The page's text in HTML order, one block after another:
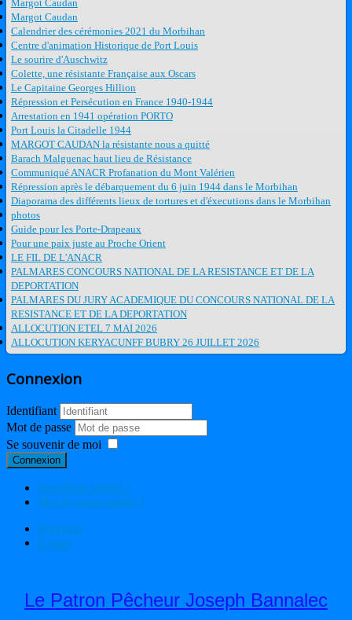
Margot Caudan
Margot Caudan
Calendrier des cérémonies 2021 du Morbihan
Centre d'animation Historique de Port Louis
Le sourire d'Auschwitz
Colette, une résistante Française aux Oscars
Le Capitaine Georges Hillion
Répression et Persécution en France 1940-1944
Arrestation en 1941 opération PORTO
Port Louis la Citadelle 1944
MARGOT CAUDAN la résistante nous a quitté
Barach Malguenac haut lieu de Résistance
Communiqué ANACR Profanation du Mont Valérien
Répression après le débarquement du 6 juin 1944 dans le Morbihan
Diaporama des différents lieux de tortures et d'éxecutions dans le Morbihan
photos
Guide pour les Porte-Drapeaux
Pour une paix juste au Proche Orient
LE FIL DE L'ANACR
PALMARES CONCOURS NATIONAL DE LA RESISTANCE ET DE LA
DEPORTATION
PALMARES DU JURY ACADEMIQUE DU CONCOURS NATIONAL DE LA
RESISTANCE ET DE LA DEPORTATION
ALLOCUTION ETEL 7 MAI 2026
ALLOCUTION KERYACUNFF BUBRY 26 JUILLET 2026
Connexion
Identifiant
Mot de passe
Se souvenir de moi
Connexion
Identifiant oublié ?
Mot de passe oublié ?
Imprimer
E-mail
Le Patron Pêcheur Joseph Bannalec